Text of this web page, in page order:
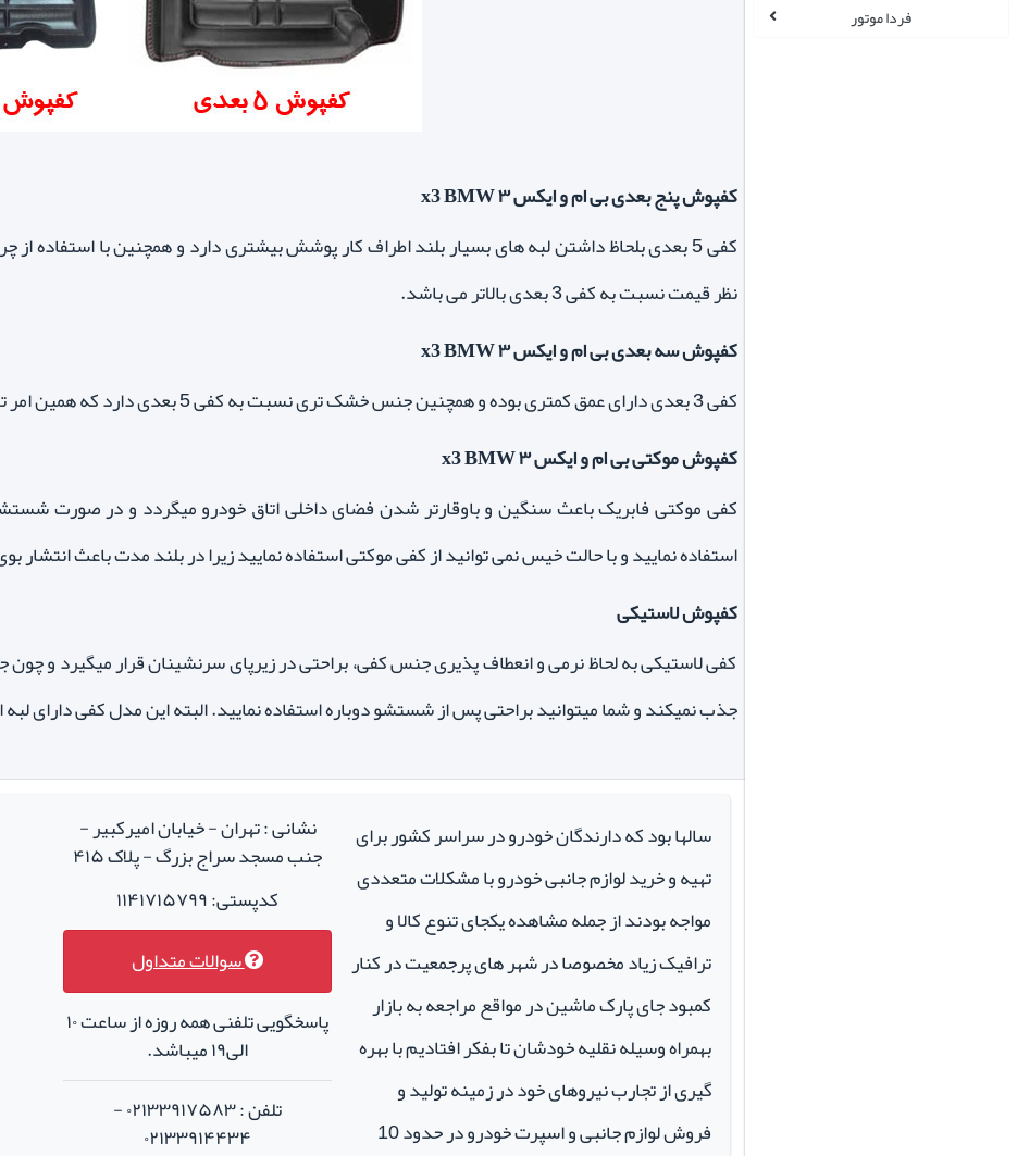
فردا موتور
کفپوش پنج بعدی بی ام و ایکس ۳ x3 BMW
کفی 5 بعدی بلحاظ داشتن لبه های بسیار بلند اطراف کار پوشش بیشتری دارد و همچنین با استفاده
نظر قیمت نسبت به کفی 3 بعدی بالاتر می باشد.
کفپوش سه بعدی بی ام و ایکس ۳ x3 BMW
کفی 3 بعدی دارای عمق کمتری بوده و همچنین جنس خشک تری نسبت به کفی 5 بعدی دارد که همین امر تا حدودی نظافت کفپوش را دشوارتر می نماید.
کفپوش موکتی بی ام و ایکس ۳ x3 BMW
کفی موکتی فابریک باعث سنگین و باوقارتر شدن فضای داخلی اتاق خودرو میگردد و در صورت
استفاده نمایید و با حالت خیس نمی توانید از کفی موکتی استفاده نمایید زیرا در بلند مدت باعث
کفپوش لاستیکی
کفی لاستیکی به لحاظ نرمی و انعطاف پذیری جنس کفی، براحتی در زیرپای سرنشینان قرار میگیرد و چون
جذب نمیکند و شما میتوانید براحتی پس از شستشو دوباره استفاده نمایید. البته این مدل کفی دارای
سالها بود که دارندگان خودرو در سراسر کشور برای
تهیه و خرید لوازم جانبی خودرو با مشکلات متعددی
مواجه بودند از جمله مشاهده یکجای تنوع کالا و
ترافیک زیاد مخصوصا در شهر های پرجمعیت در کنار
کمبود جای پارک ماشین در مواقع مراجعه به بازار
بهمراه وسیله نقلیه خودشان تا بفکر افتادیم با بهره
گیری از تجارب نیروهای خود در زمینه تولید و
فروش لوازم جانبی و اسپرت خودرو در حدود 10
نشانی : تهران - خیابان امیرکبیر -
جنب مسجد سراج بزرگ - پلاک ۴۱۵
کدپستی: ۱۱۴۱۷۱۵۷۹۹
سوالات متداول
پاسخگویی تلفنی همه روزه از ساعت ۱۰
الی۱۹ میباشد.
تلفن : ۰۲۱۳۳۹۱۷۵۸۳ -
۰۲۱۳۳۹۱۴۴۳۴